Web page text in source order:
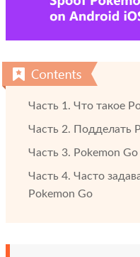
Часть 1. Что такое
Часть 2. Подделать
Часть 3. Pokemon
Часть 4. Часто
Pokemon Go